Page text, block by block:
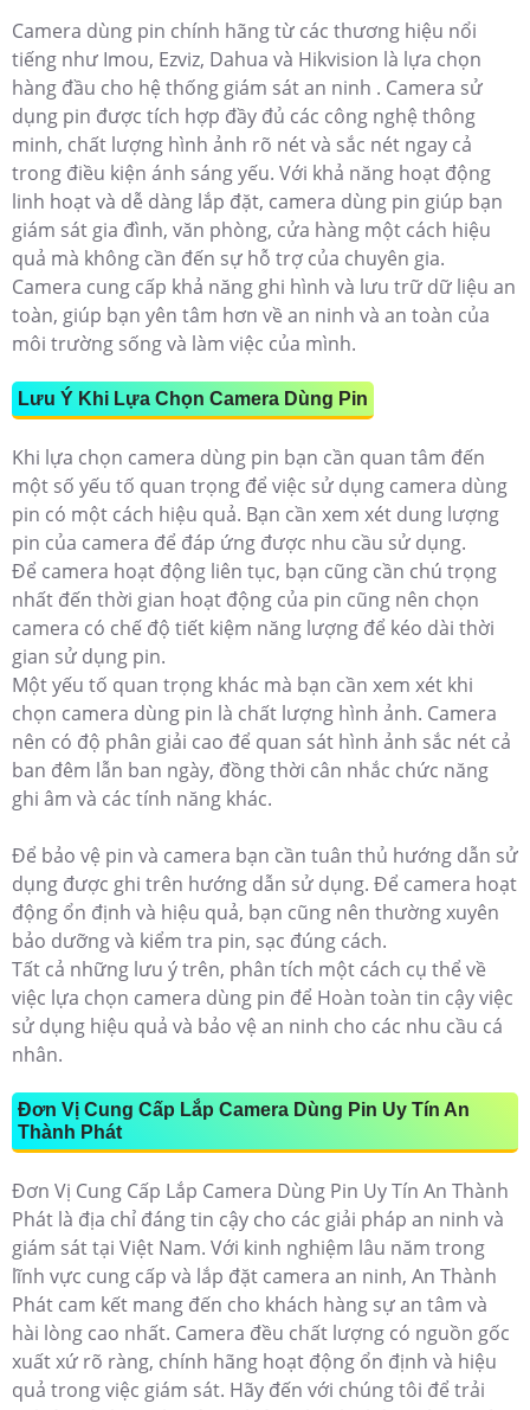
Camera dùng pin chính hãng từ các thương hiệu nổi
tiếng như Imou, Ezviz, Dahua và Hikvision là lựa chọn
hàng đầu cho hệ thống giám sát an ninh . Camera sử
dụng pin được tích hợp đầy đủ các công nghệ thông
minh, chất lượng hình ảnh rõ nét và sắc nét ngay cả
trong điều kiện ánh sáng yếu. Với khả năng hoạt động
linh hoạt và dễ dàng lắp đặt, camera dùng pin giúp bạn
giám sát gia đình, văn phòng, cửa hàng một cách hiệu
quả mà không cần đến sự hỗ trợ của chuyên gia.
Camera cung cấp khả năng ghi hình và lưu trữ dữ liệu an
toàn, giúp bạn yên tâm hơn về an ninh và an toàn của
môi trường sống và làm việc của mình.
Lưu Ý Khi Lựa Chọn Camera Dùng Pin
Khi lựa chọn camera dùng pin bạn cần quan tâm đến
một số yếu tố quan trọng để việc sử dụng camera dùng
pin có một cách hiệu quả. Bạn cần xem xét dung lượng
pin của camera để đáp ứng được nhu cầu sử dụng.
Để camera hoạt động liên tục, bạn cũng cần chú trọng
nhất đến thời gian hoạt động của pin cũng nên chọn
camera có chế độ tiết kiệm năng lượng để kéo dài thời
gian sử dụng pin.
Một yếu tố quan trọng khác mà bạn cần xem xét khi
chọn camera dùng pin là chất lượng hình ảnh. Camera
nên có độ phân giải cao để quan sát hình ảnh sắc nét cả
ban đêm lẫn ban ngày, đồng thời cân nhắc chức năng
ghi âm và các tính năng khác.
Để bảo vệ pin và camera bạn cần tuân thủ hướng dẫn sử
dụng được ghi trên hướng dẫn sử dụng. Để camera hoạt
động ổn định và hiệu quả, bạn cũng nên thường xuyên
bảo dưỡng và kiểm tra pin, sạc đúng cách.
Tất cả những lưu ý trên, phân tích một cách cụ thể về
việc lựa chọn camera dùng pin để Hoàn toàn tin cậy việc
sử dụng hiệu quả và bảo vệ an ninh cho các nhu cầu cá
nhân.
Đơn Vị Cung Cấp Lắp Camera Dùng Pin Uy Tín An
Thành Phát
Đơn Vị Cung Cấp Lắp Camera Dùng Pin Uy Tín An Thành
Phát là địa chỉ đáng tin cậy cho các giải pháp an ninh và
giám sát tại Việt Nam. Với kinh nghiệm lâu năm trong
lĩnh vực cung cấp và lắp đặt camera an ninh, An Thành
Phát cam kết mang đến cho khách hàng sự an tâm và
hài lòng cao nhất. Camera đều chất lượng có nguồn gốc
xuất xứ rõ ràng, chính hãng hoạt động ổn định và hiệu
quả trong việc giám sát. Hãy đến với chúng tôi để trải